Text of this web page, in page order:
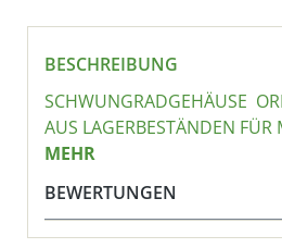
BESCHREIBUNG
SCHWUNGRADGEHÄUSE
AUS LAGERBESTÄNDEN FÜR
MEHR
BEWERTUNGEN